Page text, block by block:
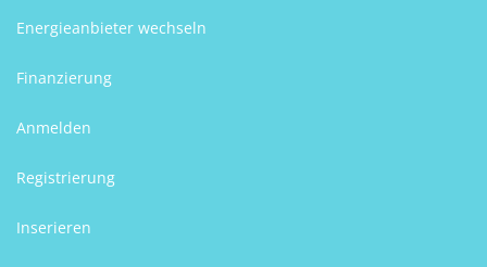
Energieanbieter wechseln
Finanzierung
Anmelden
Registrierung
Inserieren